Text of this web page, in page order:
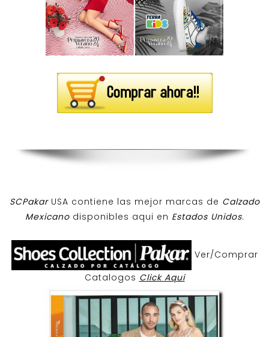
SCPakar USA contiene las mejor marcas de Calzado
Mexicanodisponibles aqui en Estados Unidos.
Ver/Comprar
Catalogos Click Aqui